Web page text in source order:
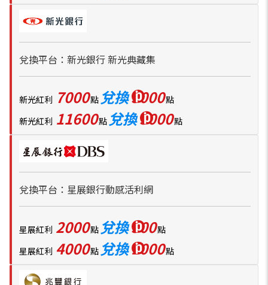
兌換平台：新光銀行 新光典藏集
新光紅利 7000點 兌換3000點
新光紅利 11600點 兌換5000點
兌換平台：星展銀行動感活利網
星展紅利 2000點兌換500點
星展紅利 4000點兌換1000點